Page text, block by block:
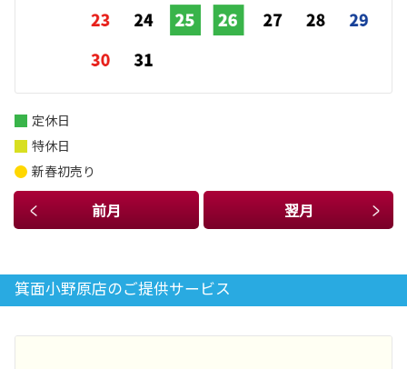
前月 翌月
定休日
特休日
新春初売り
箕面小野原店のご提供サービス